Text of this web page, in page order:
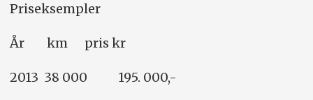
Priseksempler
År km pris kr
2013 38 000 195. 000,-